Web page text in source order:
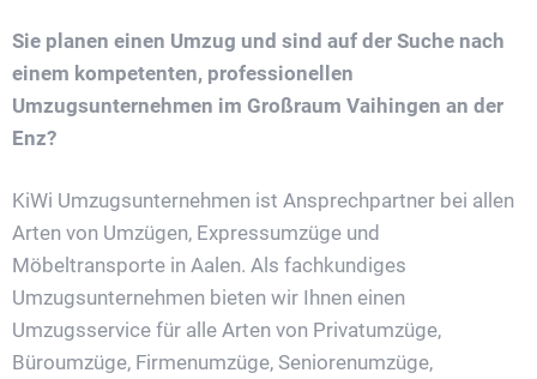
Sie planen einen Umzug und sind auf der Suche nach
einem kompetenten, professionellen
Umzugsunternehmen im Großraum Vaihingen an der
Enz?
KiWi Umzugsunternehmen ist Ansprechpartner bei allen
Arten von Umzügen, Expressumzüge und
Möbeltransporte in Aalen. Als fachkundiges
Umzugsunternehmen bieten wir Ihnen einen
Umzugsservice für alle Arten von Privatumzüge,
Büroumzüge, Firmenumzüge, Seniorenumzüge,